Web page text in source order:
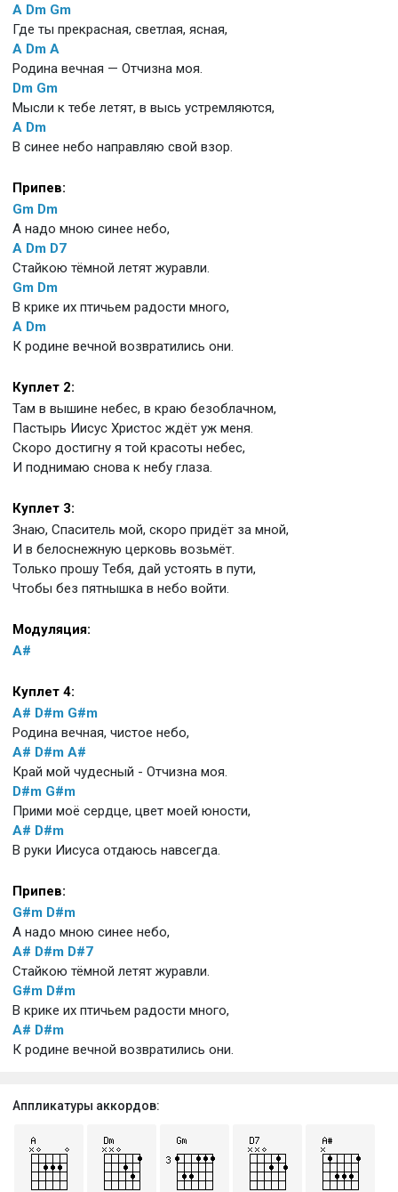
A Dm Gm
Где ты прекрасная, светлая, ясная,
A Dm A
Родина вечная — Отчизна моя.
Dm Gm
Мысли к тебе летят, в высь устремляются,
A Dm
В синее небо направляю свой взор.
Припев:
Gm Dm
А надо мною синее небо,
A Dm D7
Стайкою тёмной летят журавли.
Gm Dm
В крике их птичьем радости много,
A Dm
К родине вечной возвратились они.
Куплет 2:
Там в вышине небес, в краю безоблачном,
Пастырь Иисус Христос ждёт уж меня.
Скоро достигну я той красоты небес,
И поднимаю снова к небу глаза.
Куплет 3:
Знаю, Спаситель мой, скоро придёт за мной,
И в белоснежную церковь возьмёт.
Только прошу Тебя, дай устоять в пути,
Чтобы без пятнышка в небо войти.
Модуляция:
A#
Куплет 4:
A# D#m G#m
Родина вечная, чистое небо,
A# D#m A#
Край мой чудесный - Отчизна моя.
D#m G#m
Прими моё сердце, цвет моей юности,
A# D#m
В руки Иисуса отдаюсь навсегда.
Припев:
G#m D#m
А надо мною синее небо,
A# D#m D#7
Стайкою тёмной летят журавли.
G#m D#m
В крике их птичьем радости много,
A# D#m
К родине вечной возвратились они.
Аппликатуры аккордов: